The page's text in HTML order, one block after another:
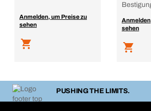
Anmelden, um Preise zu
sehen
sehen
PUSHING THE LIMITS.